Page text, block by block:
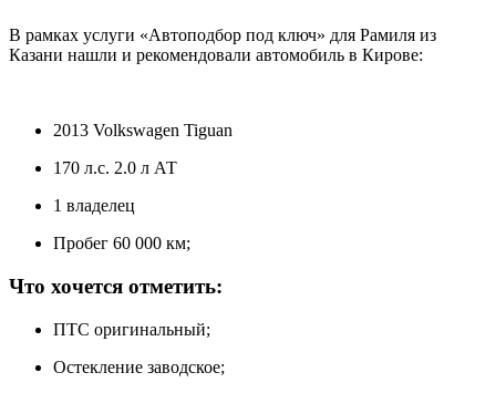
В рамках услуги «Автоподбор под ключ» для Рамиля из
Казани нашли и рекомендовали автомобиль в Кирове:
2013 Volkswagen Tiguan
170 л.с. 2.0 л АТ
1 владелец
Пробег 60 000 км;
Что хочется отметить:
ПТС оригинальный;
Остекление заводское;